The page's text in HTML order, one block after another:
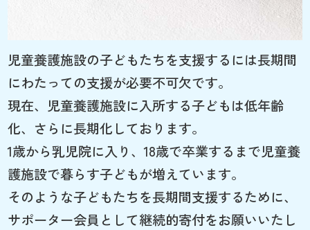
児童養護施設の子どもたちを支援するには長期間
にわたっての支援が必要不可欠です。
現在、児童養護施設に入所する子どもは低年齢
化、さらに長期化しております。
1歳から乳児院に入り、18歳で卒業するまで児童養
護施設で暮らす子どもが増えています。
そのような子どもたちを長期間支援するために、
サポーター会員として継続的寄付をお願いいたし